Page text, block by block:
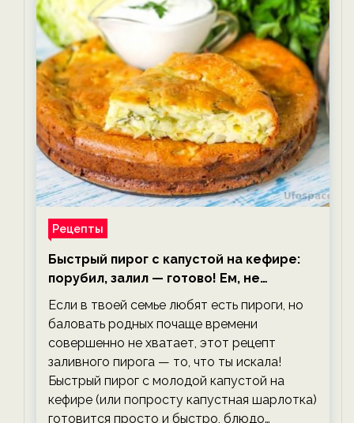
Рецепты
Быстрый пирог с капустой на кефире:
порубил, залил — готово! Ем, не
тревожась о фигуре!
Если в твоей семье любят есть пироги, но
баловать родных почаще времени
совершенно не хватает, этот рецепт
заливного пирога — то, что ты искала!
Быстрый пирог с молодой капустой на
кефире (или попросту капустная шарлотка)
готовится просто и быстро, блюдо…